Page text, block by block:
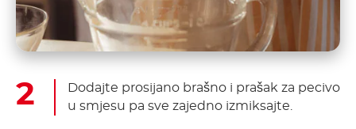
Dodajte prosijano brašno i prašak za pecivo
u smjesu pa sve zajedno izmiksajte.